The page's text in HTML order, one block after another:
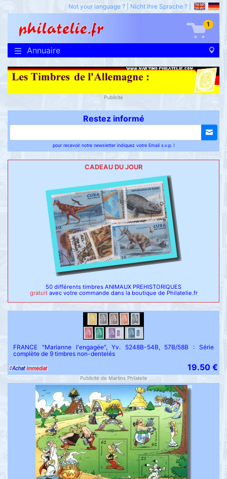
Not your language ? Nicht Ihre Sprache ?
1
Annuaire
Publicité
Restez informé
pour recevoir notre newsletter indiquez votre Email s.v.p. !
CADEAU DU JOUR
50 différents timbres ANIMAUX PREHISTORIQUES
gratuit avec votre commande dans la boutique de Philatelie.fr
FRANCE "Marianne l'engagée", Yv. 5248B-54B, 57B/58B : Série
complète de 9 timbres non-dentelés
19.50 €
Publicité de Martins Philatelie